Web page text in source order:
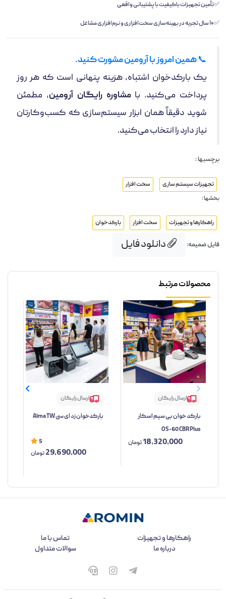
✅ تأمین تجهیزات باکیفیت با پشتیبانی واقعی
✅ ۱۰ سال تجربه در بهینه‌سازی سخت‌افزاری و نرم‌افزاری مشاغل
📞همین امروز با آرومین مشورت کنید.
یک بارکدخوان اشتباه، هزینه پنهانی است که هر روز
پرداخت می‌کنید. بامشاوره رایگان آرومین، مطمئن
شوید دقیقاً همان ابزار سیستم‌سازی که کسب‌وکارتان
نیاز دارد را انتخاب می‌کنید.
برچسبها :
تجهیزات سیستم سازی
سخت افزار
بخشها :
راهکارها و تجهیزات سخت افزار بارکدخوان
فایل ضمیمه: دانلود فایل
محصولات مرتبط
ارسال رایگان
بارکد خوان بی سیم اسکار
OS-60 CBR Plus
18,320,000تومان
ارسال رایگان
بارکدخوان زد ای سی Alma TW
5
29,690,000تومان
راهکارها و تجهیزات
تماس با ما
درباره ما
سوالات متداول